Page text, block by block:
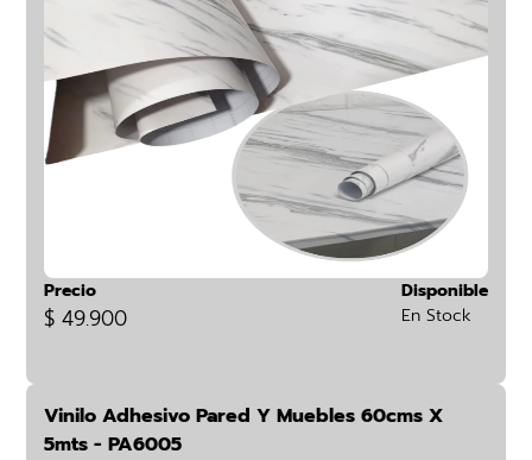
Precio
$ 49.900
Disponible
En Stock
Vinilo Adhesivo Pared Y Muebles 60cms X
5mts - PA6005